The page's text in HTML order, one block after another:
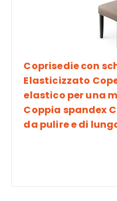
Coprisedie con
Elasticizzato
elastico per una
Coppia spandex
da pulire e di